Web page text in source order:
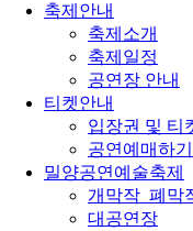
축제안내
축제소개
축제일정
공연장 안내
티켓안내
입장권 및 티
공연예매하기
밀양공연예술축제
개막작_폐막
대공연장